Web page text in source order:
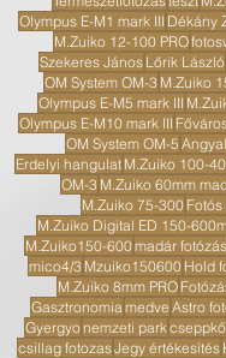
Olympus E-M1 mark III Dékány
M.Zuiko 12-100 PRO
Szekeres János Lőrik László
OM System OM-3 M.Zuiko
Olympus E-M5 mark III
Olympus E-M10 mark III
OM System OM-5
Erdelyi hangulat M.Zuiko 100-
OM-3 M.Zuiko 60mm
M.Zuiko 75-300
M.Zuiko Digital ED 150-
M.Zuiko150-600madár fotózás
mico4/3 Mzuiko150600 Hold
M.Zuiko 8mm PRO
Gasztronomia medve Astro
Gyergyonemzeti park cseppkő
csillag fotozasJegy értékesítés